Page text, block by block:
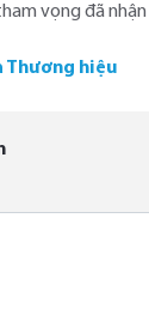
vọng đã
Thương hiệu